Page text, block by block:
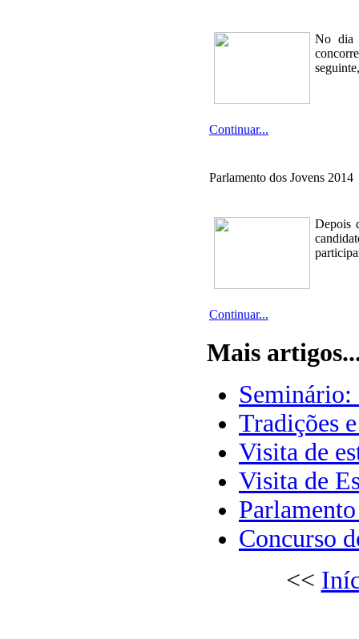
No dia
Continuar...
Parlamento dos Jovens 2014
Depois
Continuar...
Mais
Seminário:
Tradições
Visita de
Visita de
Concurso
<<